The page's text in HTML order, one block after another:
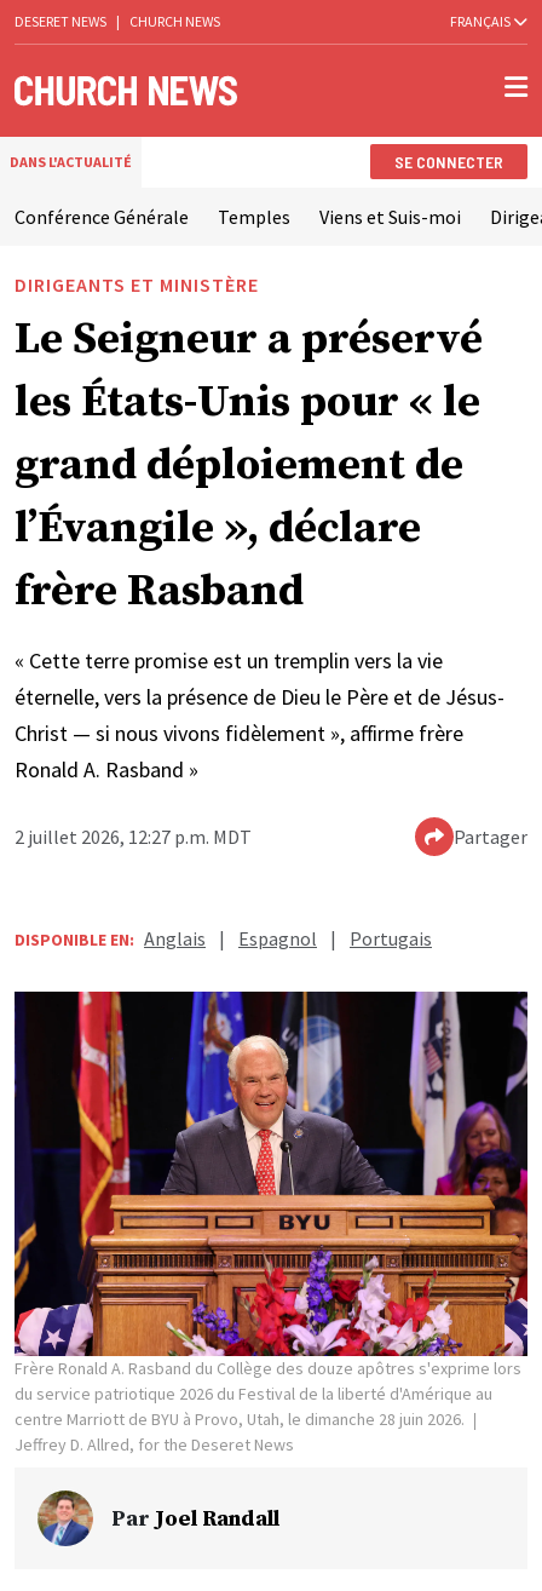
DESERET NEWS | CHURCH NEWS FRANÇAIS
DANS L'ACTUALITÉ SE CONNECTER
Conférence Générale Temples Viens et Suis-moi
DIRIGEANTS ET MINISTÈRE
Le Seigneur a préservé
les États-Unis pour « le
grand déploiement de
l’Évangile », déclare
frère Rasband
« Cette terre promise est un tremplin vers la vie
éternelle, vers la présence de Dieu le Père et de Jésus-
Christ — si nous vivons fidèlement », affirme frère
Ronald A. Rasband »
2 juillet 2026, 12:27 p.m. MDT Partager
DISPONIBLE EN: Anglais | Espagnol | Portugais
Frère Ronald A. Rasband du Collège des douze apôtres s'exprime lors
du service patriotique 2026 du Festival de la liberté d'Amérique au
centre Marriott de BYU à Provo, Utah, le dimanche 28 juin 2026.
Jeffrey D. Allred, for the Deseret News
Par Joel Randall